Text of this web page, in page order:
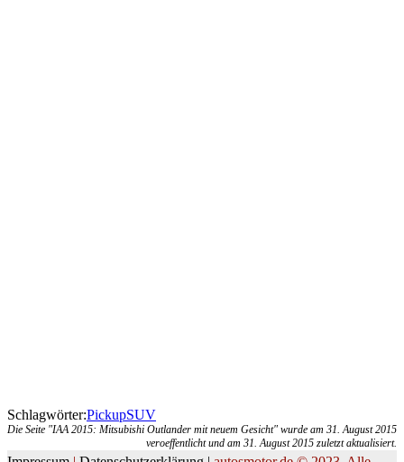
Schlagwörter:PickupSUV
Die Seite "IAA 2015: Mitsubishi Outlander mit neuem Gesicht" wurde am 31. August 2015
veroeffentlicht und am 31. August 2015 zuletzt aktualisiert.